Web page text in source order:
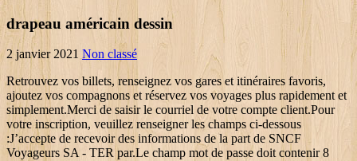
drapeau américain dessin
2 janvier 2021 Non classé
Retrouvez vos billets, renseignez vos gares et itinéraires favoris,
ajoutez vos compagnons et réservez vos voyages plus rapidement et
simplement.Merci de saisir le courriel de votre compte client.Pour
votre inscription, veuillez renseigner les champs ci-dessous
:J’accepte de recevoir des informations de la part de SNCF
Voyageurs SA - TER par.Le champ mot de passe doit contenir 8